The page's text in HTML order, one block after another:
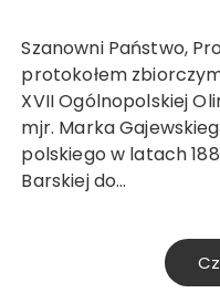
Szanowni Państwo, Prosimy o zapoznanie się z
protokołem
XVII Ogólnopolskiej
mjr. Marka
polskiego w latach
Barskiej do…